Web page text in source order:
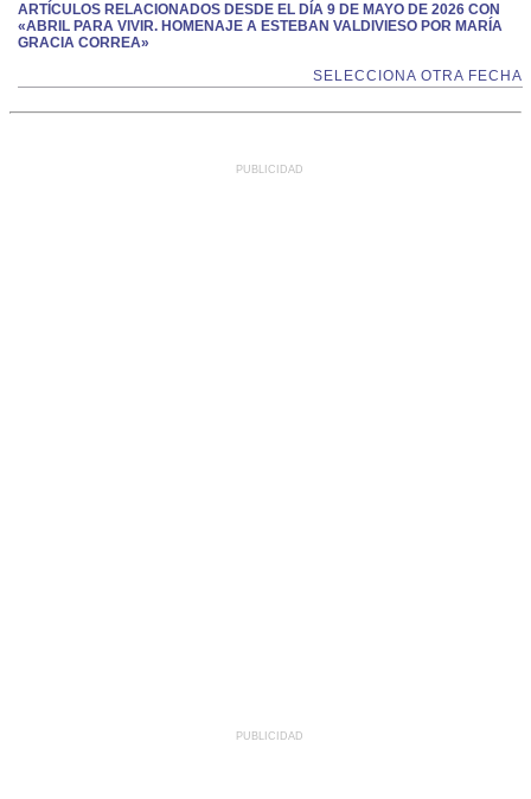
ARTÍCULOS RELACIONADOS DESDE EL DÍA 9 DE MAYO DE 2026 CON
«ABRIL PARA VIVIR. HOMENAJE A ESTEBAN VALDIVIESO POR MARÍA
GRACIA CORREA»
SELECCIONA OTRA FECHA
PUBLICIDAD
PUBLICIDAD